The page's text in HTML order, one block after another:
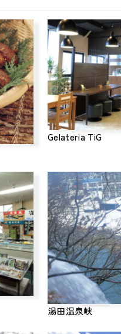
Gelateria TiG
湯田温泉峡